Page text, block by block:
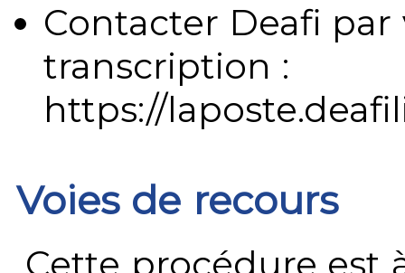
Contacter Deafi
transcription :
https://
Voies de recours
Cette procédure est